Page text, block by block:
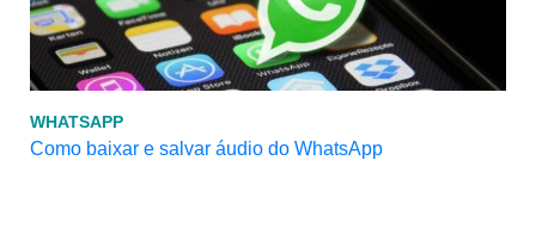
WHATSAPP
Como baixar e salvar áudio do WhatsApp